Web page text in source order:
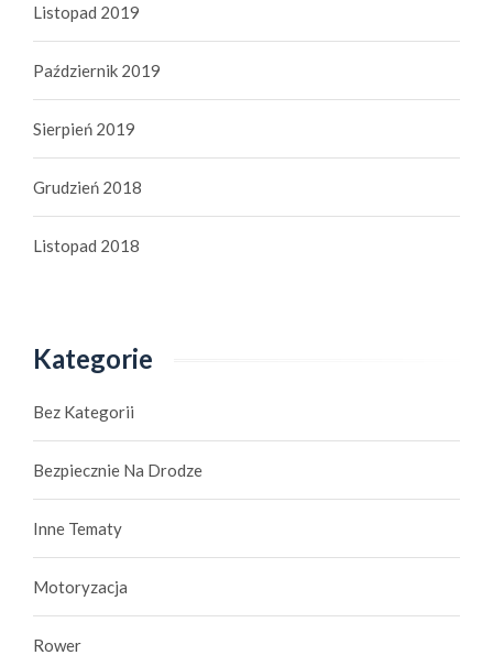
Listopad 2019
Październik 2019
Sierpień 2019
Grudzień 2018
Listopad 2018
Kategorie
Bez Kategorii
Bezpiecznie Na Drodze
Inne Tematy
Motoryzacja
Rower